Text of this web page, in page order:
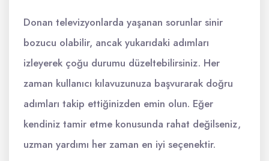
Donan televizyonlarda yaşanan sorunlar sinir
bozucu olabilir, ancak yukarıdaki adımları
izleyerek çoğu durumu düzeltebilirsiniz. Her
zaman kullanıcı kılavuzunuza başvurarak doğru
adımları takip ettiğinizden emin olun. Eğer
kendiniz tamir etme konusunda rahat değilseniz,
uzman yardımı her zaman en iyi seçenektir.